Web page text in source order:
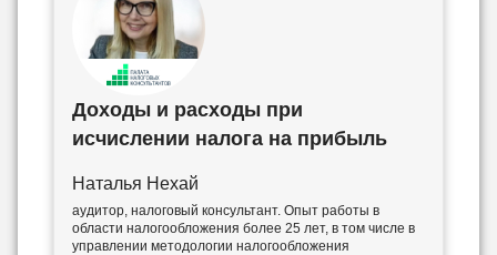
Доходы и расходы при
исчислении налога на прибыль
Наталья Нехай
аудитор, налоговый консультант. Опыт работы в
области налогообложения более 25 лет, в том числе в
управлении методологии налогообложения